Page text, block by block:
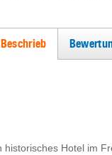
Beschrieb
historisches Hotel im